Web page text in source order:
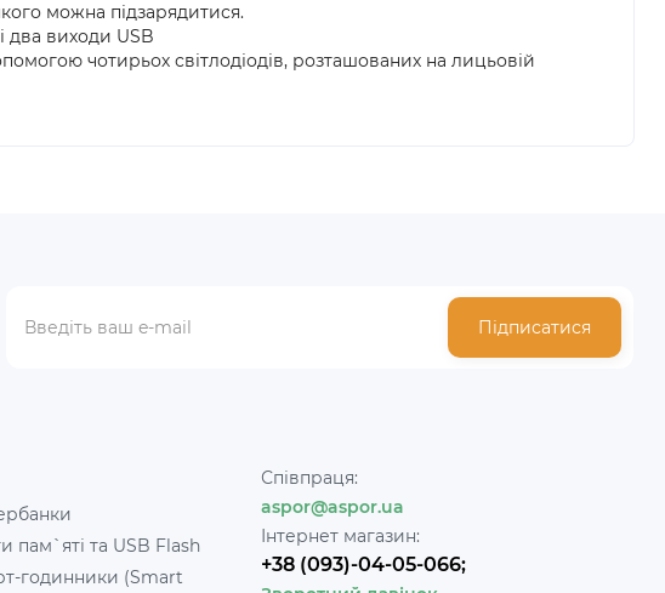
можна підзарядитися.
два виходи USB
чотирьох світлодіодів, розташованих на лицьовій
Підписатися
пам`яті та USB Flash
годинники (Smart
Співпраця:
aspor@aspor.ua
Інтернет магазин:
+38 (093)-04-05-066;